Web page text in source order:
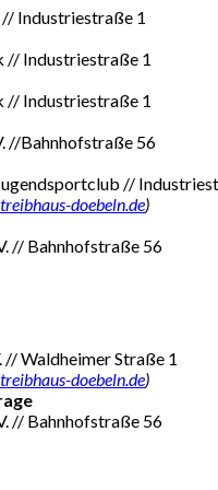
Industriestraße 1
// Industriestraße 1
// Industriestraße 1
//Bahnhofstraße 56
//
doebeln.de)
// Bahnhofstraße 56
// Waldheimer Straße 1
doebeln.de)
// Bahnhofstraße 56